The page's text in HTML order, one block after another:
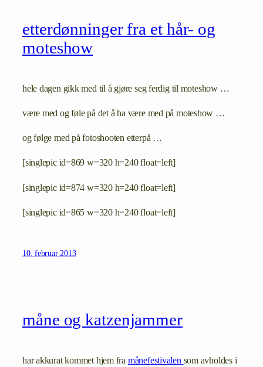
etterdønninger fra et hår- og
moteshow
hele dagen gikk med til å gjøre seg ferdig til moteshow …
være med og føle på det å ha være med på moteshow …
og følge med på fotoshooten etterpå …
[singlepic id=869 w=320 h=240 float=left]
[singlepic id=874 w=320 h=240 float=left]
[singlepic id=865 w=320 h=240 float=left]
10. februar 2013
måne og katzenjammer
har akkurat kommet hjem fra månefestivalen som avholdes i